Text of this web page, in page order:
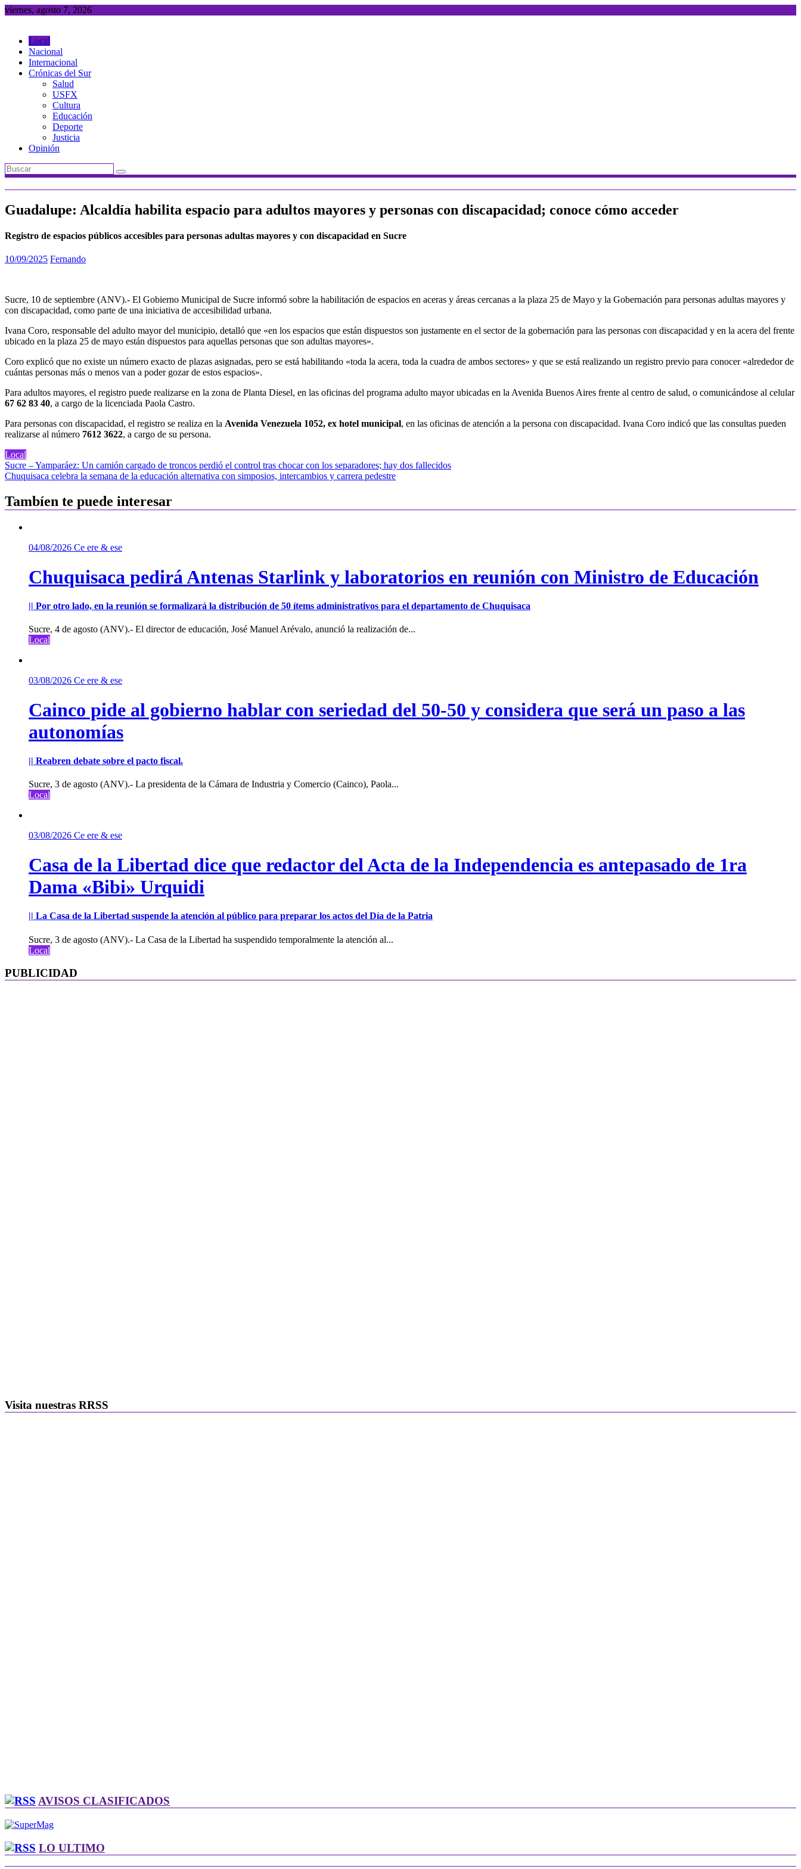
Saltar
viernes, agosto 7, 2026
Local
Nacional
Internacional
Crónicas del Sur
Salud
USFX
Cultura
Educación
Deporte
Justicia
Opinión
Guadalupe: Alcaldía habilita espacio para adultos mayores y personas con discapacidad; conoce cómo acceder
Registro de espacios públicos accesibles para personas adultas mayores y con discapacidad en Sucre
10/09/2025 Fernando
Sucre, 10 de septiembre (ANV).- El Gobierno Municipal de Sucre informó sobre la habilitación de espacios en aceras y áreas cercanas a la plaza 25 de Mayo y la Gobernación para personas adultas mayores y
con discapacidad, como parte de una iniciativa de accesibilidad urbana.
Ivana Coro, responsable del adulto mayor del municipio, detalló que «en los espacios que están dispuestos son justamente en el sector de la gobernación para las personas con discapacidad y en la acera del frente
ubicado en la plaza 25 de mayo están dispuestos para aquellas personas que son adultas mayores».
Coro explicó que no existe un número exacto de plazas asignadas, pero se está habilitando «toda la acera, toda la cuadra de ambos sectores» y que se está realizando un registro previo para conocer «alrededor de
cuántas personas más o menos van a poder gozar de estos espacios».
Para adultos mayores, el registro puede realizarse en la zona de Planta Diesel, en las oficinas del programa adulto mayor ubicadas en la Avenida Buenos Aires frente al centro de salud, o comunicándose al celular
67 62 83 40, a cargo de la licenciada Paola Castro.
Para personas con discapacidad, el registro se realiza en la Avenida Venezuela 1052, ex hotel municipal, en las oficinas de atención a la persona con discapacidad. Ivana Coro indicó que las consultas pueden
realizarse al número 7612 3622, a cargo de su persona.
Local
Navegación
de
entradas
Sucre – Yamparáez: Un camión cargado de troncos perdió el control tras chocar con los separadores; hay dos fallecidos
Chuquisaca celebra la semana de la educación alternativa con simposios, intercambios y carrera pedestre
Tambíen te puede interesar
04/08/2026 Ce ere & ese
Chuquisaca pedirá Antenas Starlink y laboratorios en reunión con Ministro de Educación
|| Por otro lado, en la reunión se formalizará la distribución de 50 ítems administrativos para el departamento de Chuquisaca
Sucre, 4 de agosto (ANV).- El director de educación, José Manuel Arévalo, anunció la realización de...
Local
03/08/2026 Ce ere & ese
Cainco pide al gobierno hablar con seriedad del 50-50 y considera que será un paso a las
autonomías
|| Reabren debate sobre el pacto fiscal.
Sucre, 3 de agosto (ANV).- La presidenta de la Cámara de Industria y Comercio (Cainco), Paola...
Local
03/08/2026 Ce ere & ese
Casa de la Libertad dice que redactor del Acta de la Independencia es antepasado de 1ra
Dama «Bibi» Urquidi
|| La Casa de la Libertad suspende la atención al público para preparar los actos del Día de la Patria
Sucre, 3 de agosto (ANV).- La Casa de la Libertad ha suspendido temporalmente la atención al...
Local
PUBLICIDAD
Visita nuestras RRSS
AVISOS CLASIFICADOS
LO ULTIMO